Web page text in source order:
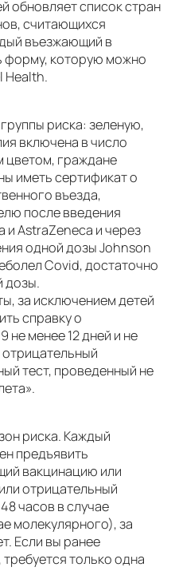
обновляет список стран
считающихся
въезжающий в
форму, которую можно
Health.
риска: зеленую,
включена в число
цветом, граждане
иметь сертификат о
въезда,
после введения
и AstraZeneca и через
одной дозы Johnson
Covid, достаточно
дозы.
за исключением детей
справку о
не менее 12 дней и не
тест, проведенный не
риска. Каждый
предъявить
вакцинацию или
отрицательный
часов в случае
молекулярного), за
Если вы ранее
только одна